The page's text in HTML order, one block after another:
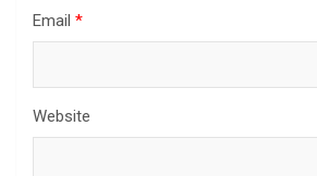
Email *
Website